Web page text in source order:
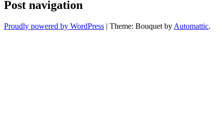
Post navigation
Proudly powered by WordPress | Theme: Bouquet by Automattic.